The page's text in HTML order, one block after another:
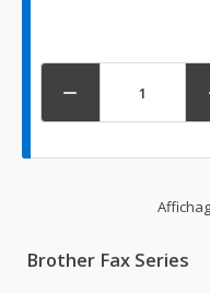

Brother Fax Series